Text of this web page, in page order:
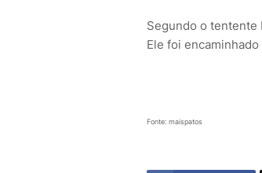
Segundo o tentente
Ele foi
Fonte: maispatos